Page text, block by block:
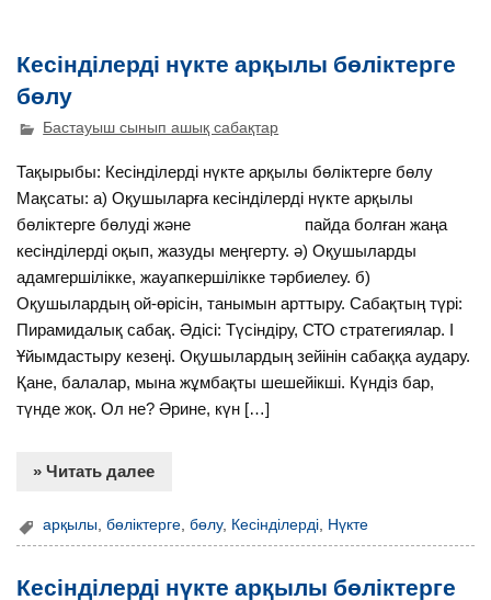
Кесінділерді нүкте арқылы бөліктерге
бөлу
Бастауыш сынып ашық сабақтар
Тақырыбы: Кесінділерді нүкте арқылы бөліктерге бөлу
Мақсаты: а) Оқушыларға кесінділерді нүкте арқылы
бөліктерге бөлуді және пайда болған жаңа
кесінділерді оқып, жазуды меңгерту. ә) Оқушыларды
адамгершілікке, жауапкершілікке тәрбиелеу. б)
Оқушылардың ой-өрісін, танымын арттыру. Сабақтың түрі:
Пирамидалық сабақ. Әдісі: Түсіндіру, СТО стратегиялар. I
Ұйымдастыру кезеңі. Оқушылардың зейінін сабаққа аудару.
Қане, балалар, мына жұмбақты шешейікші. Күндіз бар,
түнде жоқ. Ол не? Әрине, күн […]
» Читать далее
арқылы,бөліктерге,бөлу, Кесінділерді, Нүкте
Кесінділерді нүкте арқылы бөліктерге